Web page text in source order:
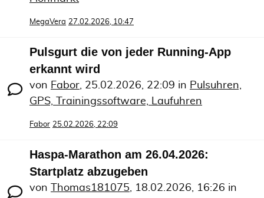
MegaVera 27.02.2026, 10:47
Pulsgurt die von jeder Running-App
erkannt wird
von Fabor, 25.02.2026, 22:09 in Pulsuhren,
GPS, Trainingssoftware, Laufuhren
Fabor 25.02.2026, 22:09
Haspa-Marathon am 26.04.2026:
Startplatz abzugeben
von Thomas181075, 18.02.2026, 16:26 in